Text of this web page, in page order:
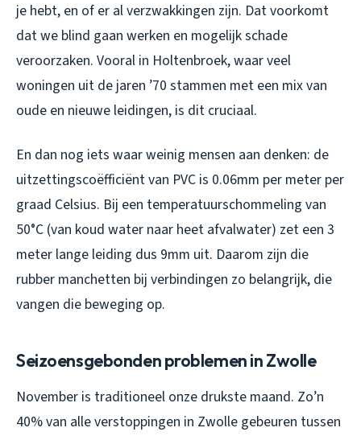
je hebt, en of er al verzwakkingen zijn. Dat voorkomt
dat we blind gaan werken en mogelijk schade
veroorzaken. Vooral in Holtenbroek, waar veel
woningen uit de jaren ’70 stammen met een mix van
oude en nieuwe leidingen, is dit cruciaal.
En dan nog iets waar weinig mensen aan denken: de
uitzettingscoëfficiënt van PVC is 0.06mm per meter per
graad Celsius. Bij een temperatuurschommeling van
50°C (van koud water naar heet afvalwater) zet een 3
meter lange leiding dus 9mm uit. Daarom zijn die
rubber manchetten bij verbindingen zo belangrijk, die
vangen die beweging op.
Seizoensgebonden problemen in Zwolle
November is traditioneel onze drukste maand. Zo’n
40% van alle verstoppingen in Zwolle gebeuren tussen